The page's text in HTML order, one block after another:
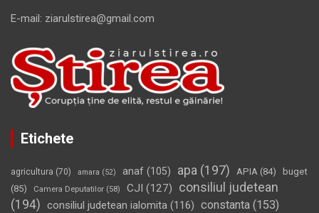
E-mail: ziarulstirea@gmail.com
Etichete
agricultura (70) amara (52) anaf (105) apa (197) APIA (84)
buget
(85)
Camera Deputatilor (58) CJI (127)
consiliul judetean
(194) consiliul judetean ialomita (116) constanta (153)